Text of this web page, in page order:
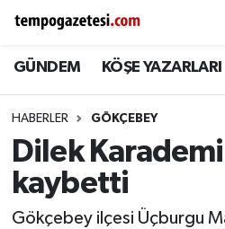
GÜNDEM KÖŞE YAZARLARI
HABERLER GÖKÇEBEY
Dilek
kaybetti
Gökçebey ilçesi Üçburgu
Alaplı
Çaycuma
Devrek
Zonguldak Nöbetçi
Zonguldak Hava Durumu
Zonguldak Namaz
Zonguldak Trafik